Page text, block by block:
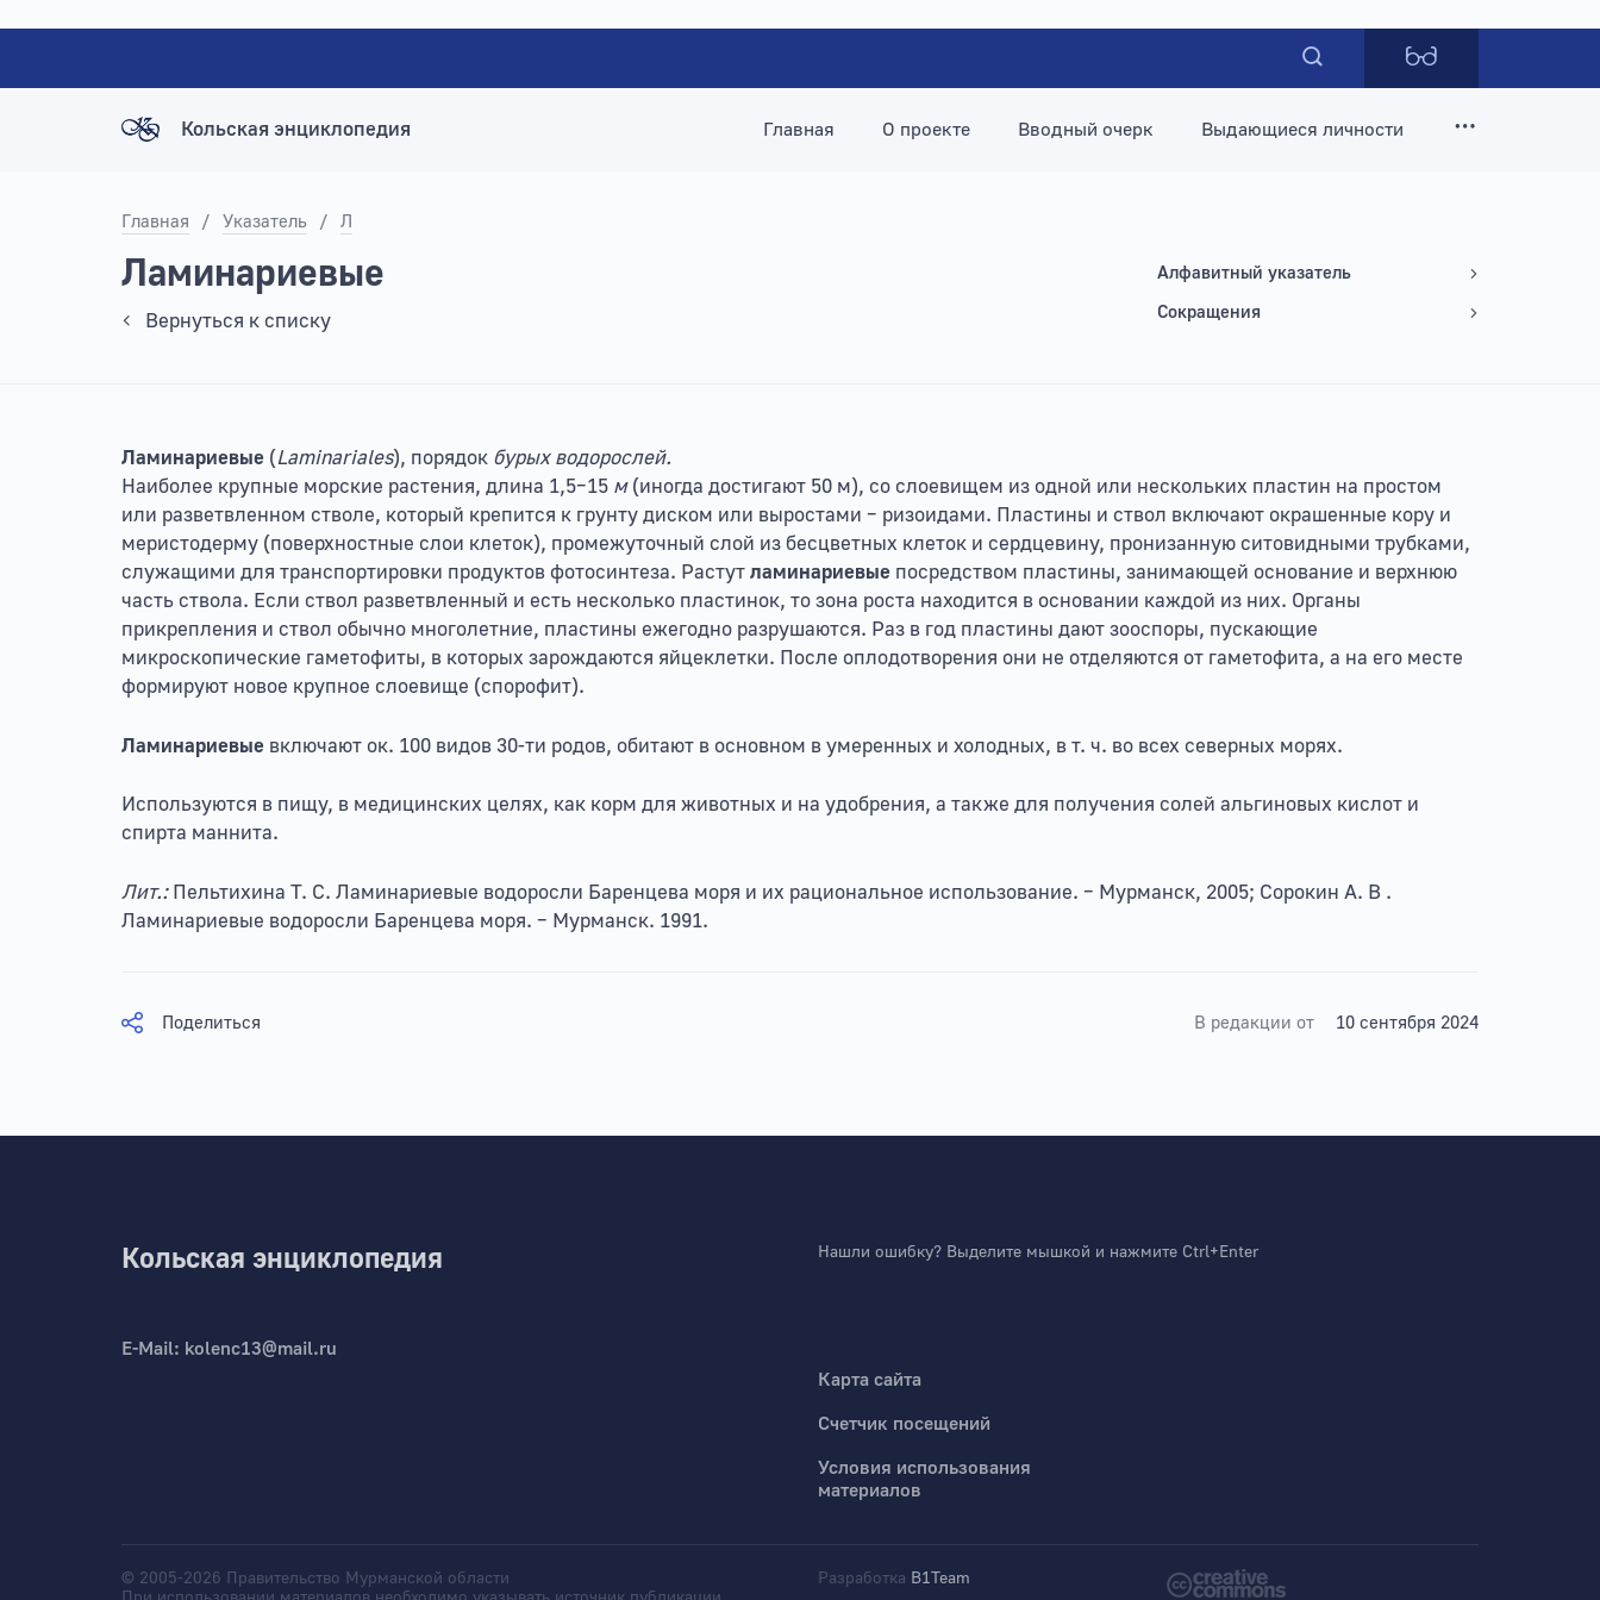
Кольская энциклопедия Главная О проекте Вводный очерк Выдающиеся личности
Главная / Указатель / Л
Ламинариевые
Вернуться к списку
Алфавитный указатель
Сокращения
Ламинариевые (Laminariales), порядок бурых водорослей.
Наиболее крупные морские растения, длина 1,5–15 м(иногда достигают 50 м), со слоевищем из одной или нескольких пластин на простом
или разветвленном стволе, который крепится к грунту диском или выростами – ризоидами. Пластины и ствол включают окрашенные кору и
меристодерму (поверхностные слои клеток), промежуточный слой из бесцветных клеток и сердцевину, пронизанную ситовидными трубками,
служащими для транспортировки продуктов фотосинтеза. Растутламинариевые посредством пластины, занимающей основание и верхнюю
часть ствола. Если ствол разветвленный и есть несколько пластинок, то зона роста находится в основании каждой из них. Органы
прикрепления и ствол обычно многолетние, пластины ежегодно разрушаются. Раз в год пластины дают зооспоры, пускающие
микроскопические гаметофиты, в которых зарождаются яйцеклетки. После оплодотворения они не отделяются от гаметофита, а на его месте
формируют новое крупное слоевище (спорофит).
Ламинариевые включают ок. 100 видов 30-ти родов, обитают в основном в умеренных и холодных, в т. ч. во всех северных морях.
Используются в пищу, в медицинских целях, как корм для животных и на удобрения, а также для получения солей альгиновых кислот и
спирта маннита.
Лит.:Пельтихина Т. С. Ламинариевые водоросли Баренцева моря и их рациональное использование. – Мурманск, 2005; Сорокин А. В .
Ламинариевые водоросли Баренцева моря. – Мурманск. 1991.
Поделиться В редакции от 10 сентября 2024
Кольская энциклопедия
E-Mail: kolenc13@mail.ru
Нашли ошибку? Выделите мышкой и нажмите Ctrl+Enter
Карта сайта
Счетчик посещений
Условия использования
материалов
© 2005-2026 Правительство Мурманской области
Разработка B1Team